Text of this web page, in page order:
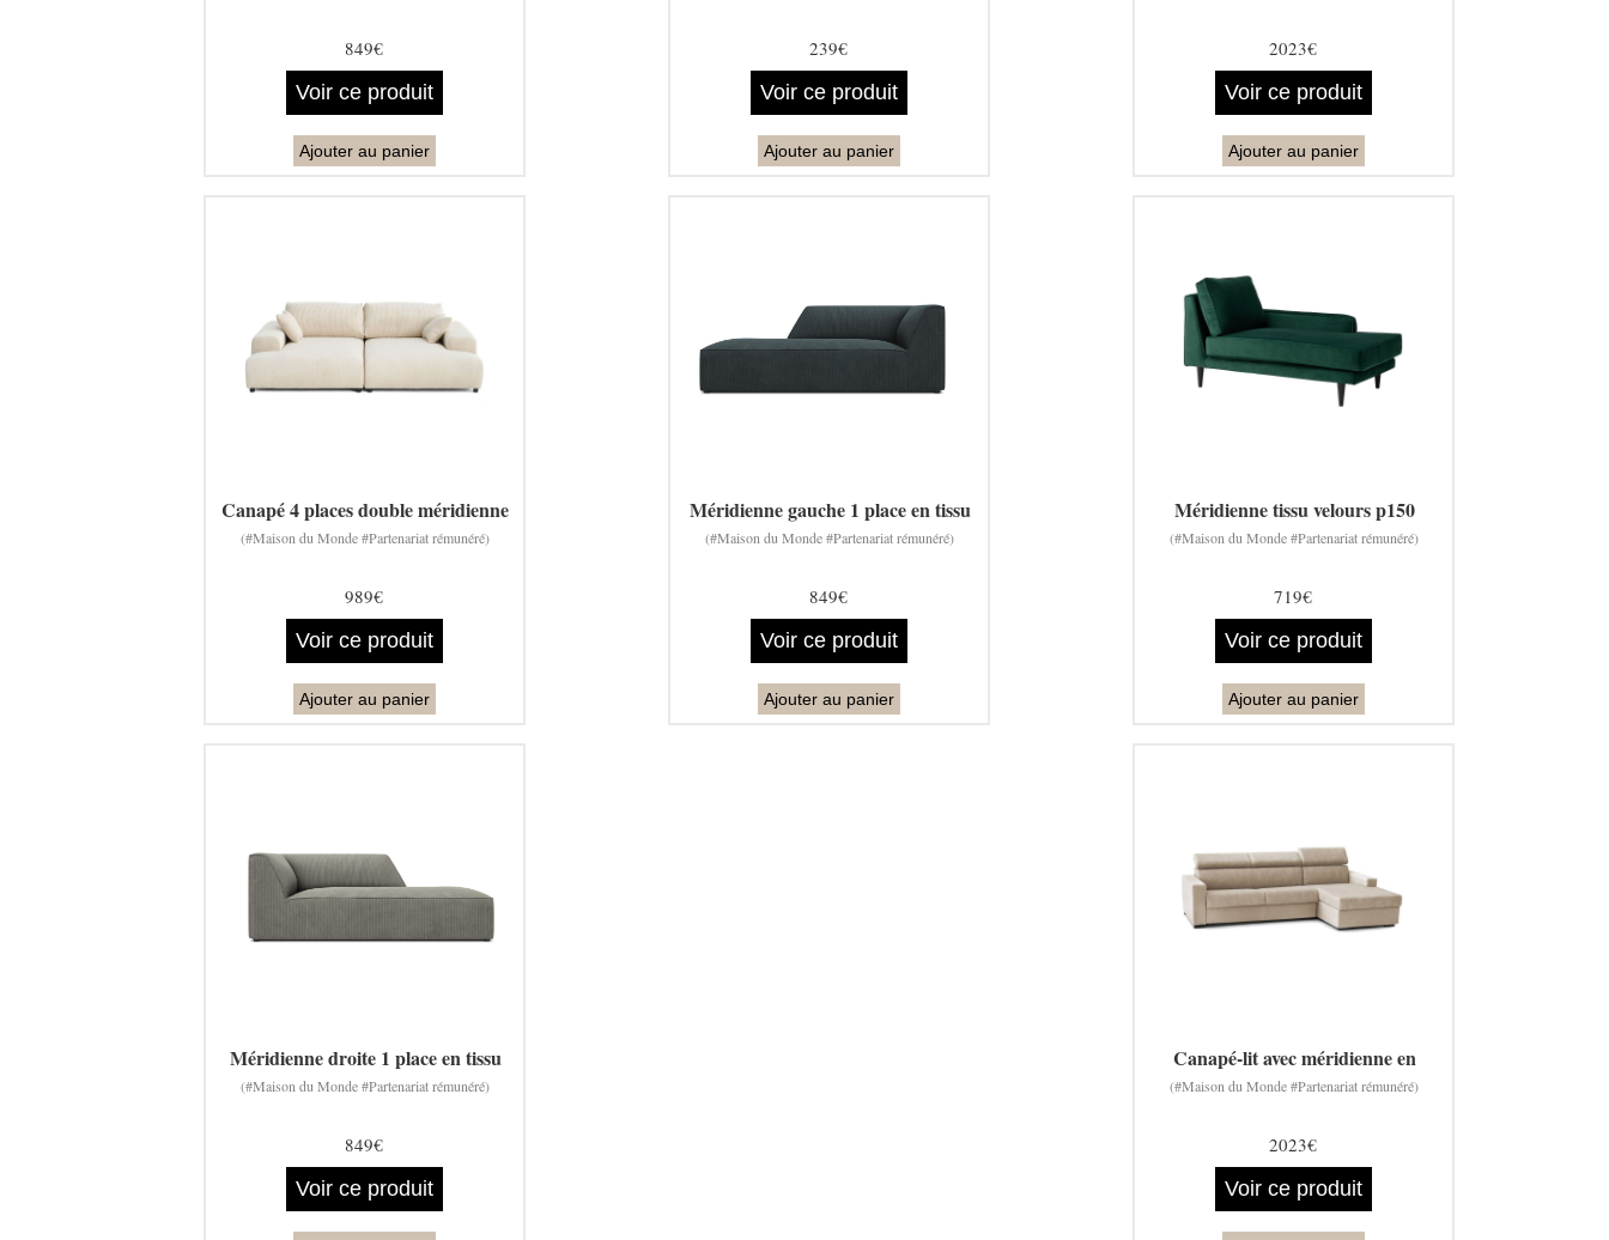
849€
Voir ce produit
Ajouter au panier
239€
Voir ce produit
Ajouter au panier
2023€
Voir ce produit
Ajouter au panier
Canapé 4 places double méridienne
(#Maison du Monde #Partenariat rémunéré)
989€
Voir ce produit
Ajouter au panier
Méridienne gauche 1 place en tissu
(#Maison du Monde #Partenariat rémunéré)
849€
Voir ce produit
Ajouter au panier
Méridienne tissu velours p150
(#Maison du Monde #Partenariat rémunéré)
719€
Voir ce produit
Ajouter au panier
Méridienne droite 1 place en tissu
(#Maison du Monde #Partenariat rémunéré)
849€
Voir ce produit
Canapé-lit avec méridienne en
(#Maison du Monde #Partenariat rémunéré)
2023€
Voir ce produit